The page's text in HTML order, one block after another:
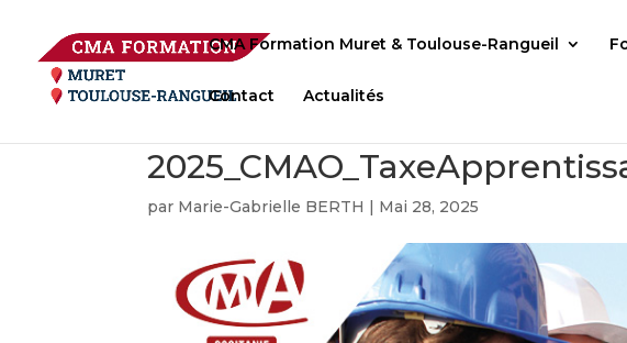
CMA Formation Muret & Toulouse-Rangueil
Contact Actualités
par Marie-Gabrielle BERTH | Mai 28, 2025